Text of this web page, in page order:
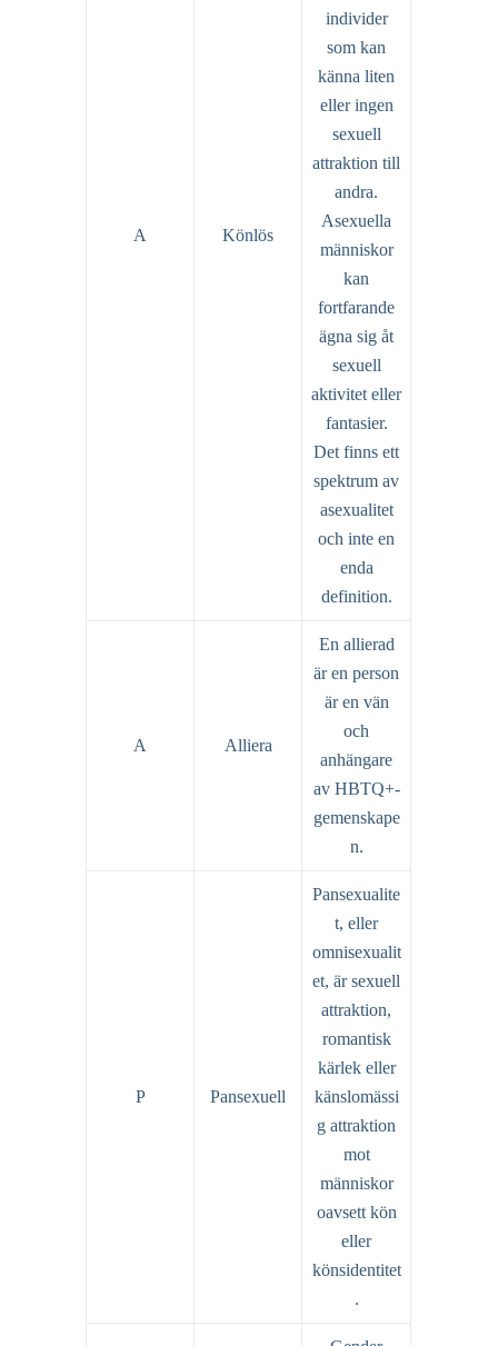
A Könlös
individer
som kan
känna liten
eller ingen
sexuell
attraktion till
andra.
Asexuella
människor
kan
fortfarande
ägna sig åt
sexuell
aktivitet eller
fantasier.
Det finns ett
spektrum av
asexualitet
och inte en
enda
definition.
A Alliera
En allierad
är en person
är en vän
och
anhängare
av HBTQ+-
gemenskape
n.
P Pansexuell
Pansexualite
t, eller
omnisexualit
et, är sexuell
attraktion,
romantisk
kärlek eller
känslomässi
g attraktion
mot
människor
oavsett kön
eller
könsidentitet
.